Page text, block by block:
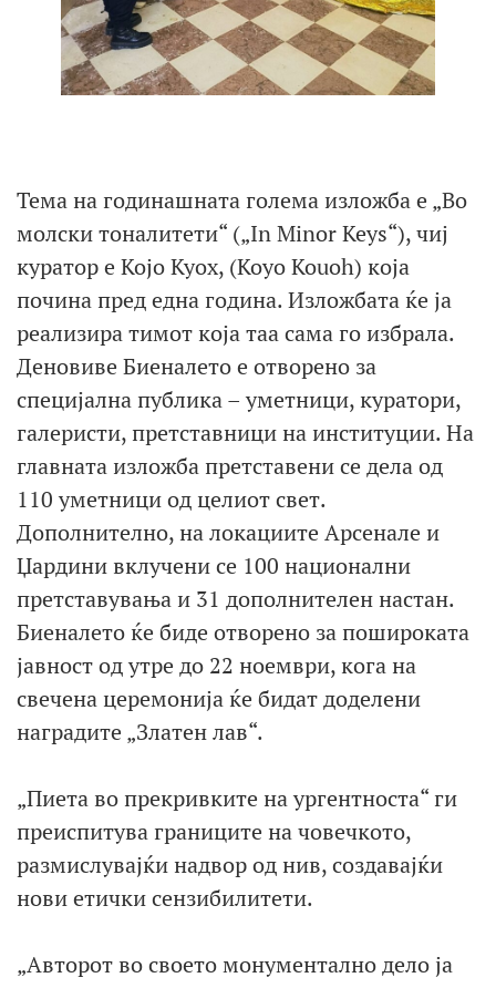
Тема на годинашната голема изложба е „Во
молски тоналитети“ („In Minor Keys“), чиј
куратор е Којо Куох, (Koyo Kouoh) која
почина пред една година. Изложбата ќе ја
реализира тимот која таа сама го избрала.
Деновиве Биеналето е отворено за
специјална публика – уметници, куратори,
галеристи, претставници на институции. На
главната изложба претставени се дела од
110 уметници од целиот свет.
Дополнително, на локациите Арсенале и
Џардини вклучени се 100 национални
претставувања и 31 дополнителен настан.
Биеналето ќе биде отворено за пошироката
јавност од утре до 22 ноември, кога на
свечена церемонија ќе бидат доделени
наградите „Златен лав“.
„Пиета во прекривките на ургентноста“ ги
преиспитува границите на човечкото,
размислувајќи надвор од нив, создавајќи
нови етички сензибилитети.
„Авторот во своето монументално дело ја